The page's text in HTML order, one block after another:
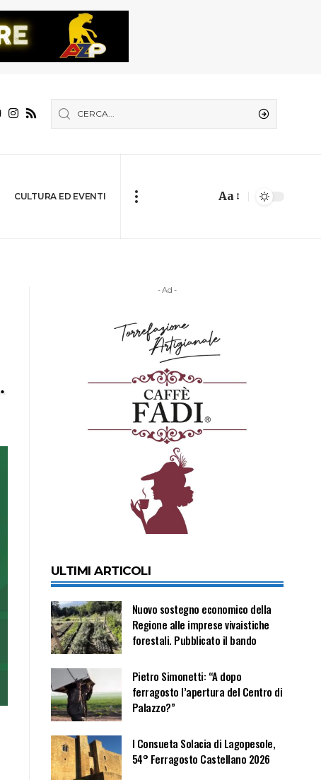
CULTURA ED EVENTI Aa
- Ad -
ULTIMI ARTICOLI
Nuovo sostegno economico della
Regione alle imprese vivaistiche
forestali. Pubblicato il bando
Pietro Simonetti: “A dopo
ferragosto l’apertura del Centro di
Palazzo?”
I Consueta Solacia di Lagopesole,
54° Ferragosto Castellano 2026